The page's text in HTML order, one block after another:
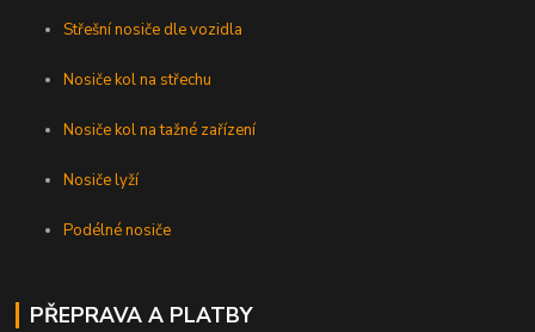
Střešní nosiče dle vozidla
Nosiče kol na střechu
Nosiče kol na tažné zařízení
Nosiče lyží
Podélné nosiče
PŘEPRAVA A PLATBY